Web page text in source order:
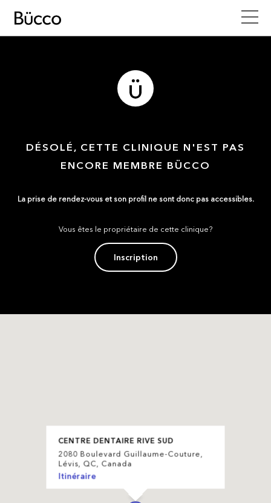
DÉSOLÉ, CETTE CLINIQUE N'EST PAS
ENCORE MEMBRE BÜCCO
La prise de rendez-vous et son profil ne sont donc pas accessibles.
Vous êtes le propriétaire de cette clinique?
Inscription
CENTRE DENTAIRE RIVE SUD
2080 Boulevard Guillaume-Couture,
Lévis, QC, Canada
Itinéraire